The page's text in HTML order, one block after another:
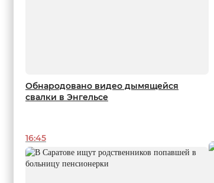
Обнародовано видео дымящейся
свалки в Энгельсе
16:45